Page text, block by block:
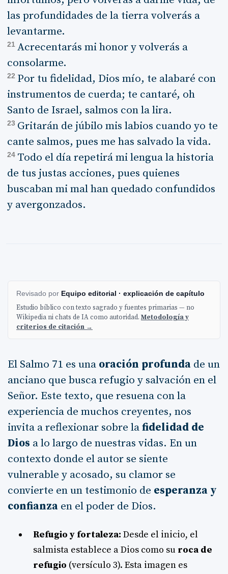
las profundidades de la tierra volverás a
levantarme.
21 Acrecentarás mi honor y volverás a
consolarme.
22 Por tu fidelidad, Dios mío, te alabaré con
instrumentos de cuerda; te cantaré, oh
Santo de Israel, salmos con la lira.
23 Gritarán de júbilo mis labios cuando yo te
cante salmos, pues me has salvado la vida.
24 Todo el día repetirá mi lengua la historia
de tus justas acciones, pues quienes
buscaban mi mal han quedado confundidos
y avergonzados.
Revisado por Equipo editorial · explicación de capítulo
Estudio bíblico con texto sagrado y fuentes primarias — no
Wikipedia ni chats de IA como autoridad.Metodología y
criterios de citación →
El Salmo 71 es una oración profunda de un
anciano que busca refugio y salvación en el
Señor. Este texto, que resuena con la
experiencia de muchos creyentes, nos
invita a reflexionar sobre lafidelidad de
Dios a lo largo de nuestras vidas. En un
contexto donde el autor se siente
vulnerable y acosado, su clamor se
convierte en un testimonio de esperanza y
confianza en el poder de Dios.
Refugio y fortaleza: Desde el inicio, el
salmista establece a Dios como su roca de
refugio (versículo 3). Esta imagen es